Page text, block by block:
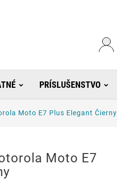
PRÍSLUŠENSTVO
Moto E7 Plus Elegant Čierny
Moto E7